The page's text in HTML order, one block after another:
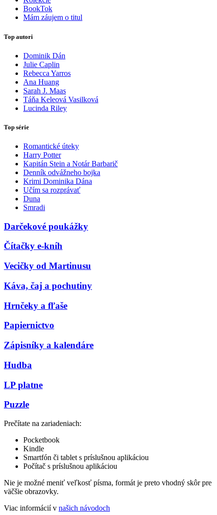
BookTok
Mám záujem o titul
Top autori
Dominik Dán
Julie Caplin
Rebecca Yarros
Ana Huang
Sarah J. Maas
Táňa Keleová Vasilková
Lucinda Riley
Top série
Romantické úteky
Harry Potter
Kapitán Stein a Notár Barbarič
Denník odvážneho bojka
Krimi Dominika Dána
Učím sa rozprávať
Duna
Smradi
Darčekové poukážky
Čítačky e-kníh
Vecičky od Martinusu
Káva, čaj a pochutiny
Hrnčeky a fľaše
Papiernictvo
Zápisníky a kalendáre
Hudba
LP platne
Puzzle
Prečítate na zariadeniach:
Pocketbook
Kindle
Smartfón či tablet s príslušnou aplikáciou
Počítač s príslušnou aplikáciou
Nie je možné meniť veľkosť písma, formát je preto vhodný skôr pre
väčšie obrazovky.
Viac informácií v našich návodoch